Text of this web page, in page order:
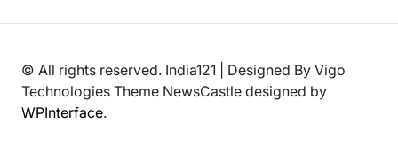
© All rights reserved. India121 | Designed By Vigo
Technologies Theme NewsCastle designed by
WPInterface.